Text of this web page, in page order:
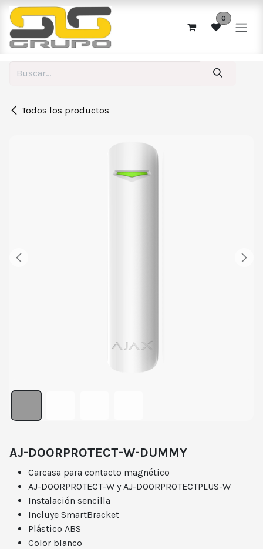
Ir al contenido
0
Todos los productos
AJ-DOORPROTECT-W-DUMMY
Carcasa para contacto magnético
AJ-DOORPROTECT-W y AJ-DOORPROTECTPLUS-W
Instalación sencilla
Incluye SmartBracket
Plástico ABS
Color blanco